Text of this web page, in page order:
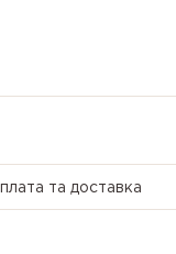
та доставка